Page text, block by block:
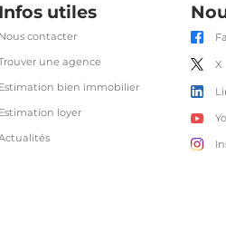
Infos utiles
Nous contacter
une agence
Estimation bien immobilier
Estimation loyer
X